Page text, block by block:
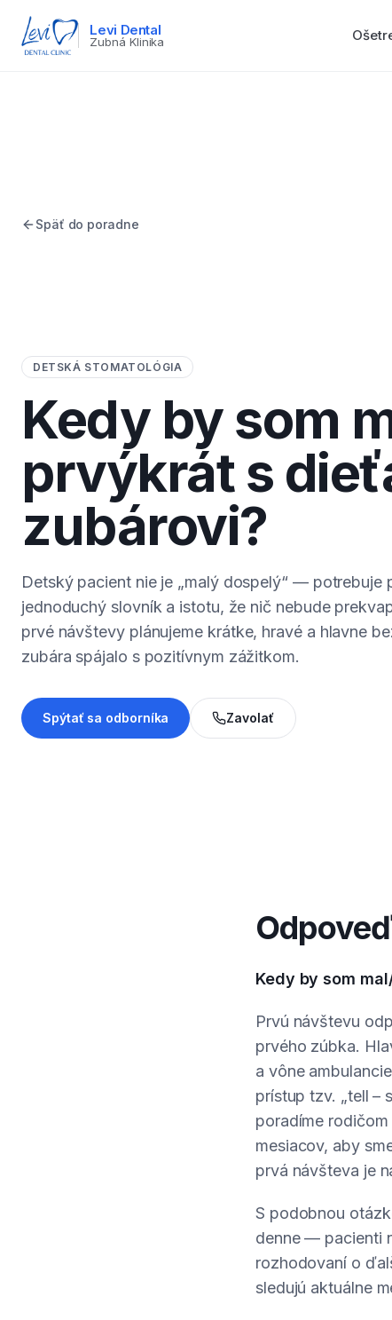
Levi Dental
Zubná Klinika
Späť do poradne
DETSKÁ STOMATOLÓGIA
Kedy by som
prvýkrát s
zubárovi?
Detský pacient nie je „malý dospelý“ — potrebuje
jednoduchý slovník a istotu, že nič nebude
prvé návštevy plánujeme krátke, hravé a hlavne
zubára spájalo s pozitívnym zážitkom.
Spýtať sa odborníka Zavolať
Kedy by som
Prvú návštevu
prvého zúbka.
a vône
prístup tzv. „tell –
poradíme
mesiacov, aby
prvá návšteva je
S podobnou
denne — pacienti
rozhodovaní o
sledujú aktuálne